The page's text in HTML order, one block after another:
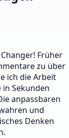
Früher
zu über
ich die Arbeit
Sekunden
anpassbaren
und
Denken